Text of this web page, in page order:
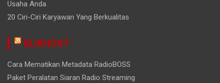
Usaha Anda
20 Ciri-Ciri Karyawan Yang Berkualitas
KLIKHOST
Cara Mematikan Metadata RadioBOSS
Paket Peralatan Siaran Radio Streaming